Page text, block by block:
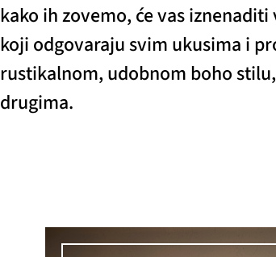
kako ih zovemo, će vas
koji odgovaraju svim ukusima i
rustikalnom, udobnom boho
drugima.